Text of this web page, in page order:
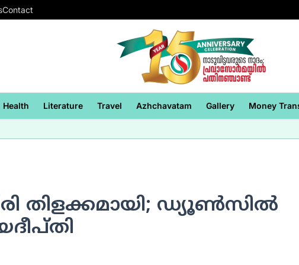
Contact
Health Literature Travel Azhchavatam Gallery Money
തിളക്കമായി; ഡ്യൂണ്‍സില്‍